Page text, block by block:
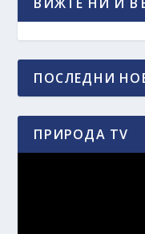
ПОСЛЕДНИ
ПРИРОДА TV